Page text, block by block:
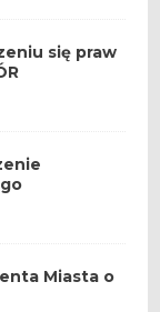
się praw
Miasta o